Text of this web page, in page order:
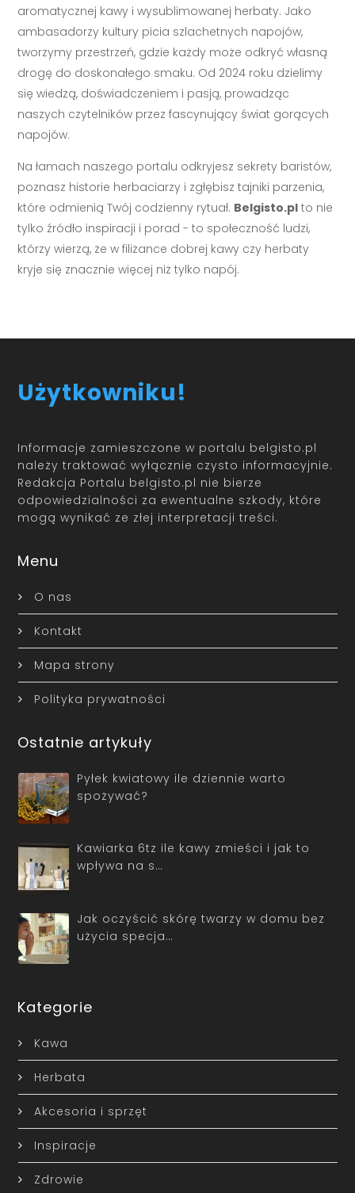
aromatycznej kawy i wysublimowanej herbaty. Jako
ambasadorzy kultury picia szlachetnych napojów,
tworzymy przestrzeń, gdzie każdy może odkryć własną
drogę do doskonałego smaku. Od 2024 roku dzielimy
się wiedzą, doświadczeniem i pasją, prowadząc
naszych czytelników przez fascynujący świat gorących
napojów.
Na łamach naszego portalu odkryjesz sekrety baristów,
poznasz historie herbaciarzy i zgłębisz tajniki parzenia,
które odmienią Twój codzienny rytuał. Belgisto.pl to nie
tylko źródło inspiracji i porad - to społeczność ludzi,
którzy wierzą, że w filiżance dobrej kawy czy herbaty
kryje się znacznie więcej niż tylko napój.
Użytkowniku!
Informacje zamieszczone w portalu belgisto.pl
należy traktować wyłącznie czysto informacyjnie.
Redakcja Portalu belgisto.pl nie bierze
odpowiedzialności za ewentualne szkody, które
mogą wynikać ze złej interpretacji treści.
Menu
O nas
Kontakt
Mapa strony
Polityka prywatności
Ostatnie artykuły
Pyłek kwiatowy ile dziennie warto
spożywać?
Kawiarka 6tz ile kawy zmieści i jak to
wpływa na s…
Jak oczyścić skórę twarzy w domu bez
użycia specja…
Kategorie
Kawa
Herbata
Akcesoria i sprzęt
Inspiracje
Zdrowie